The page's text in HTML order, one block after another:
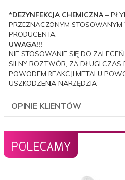
*DEZYNFEKCJA CHEMICZNA–
PRZEZNACZONYM STOSOWANYM
PRODUCENTA.
UWAGA!!!
NIE STOSOWANIE SIĘ DO
SILNY ROZTWÓR, ZA DŁUGI CZAS
POWODEM REAKCJI METALU
USZKODZENIA NARZĘDZIA
OPINIE KLIENTÓW
POLECAMY